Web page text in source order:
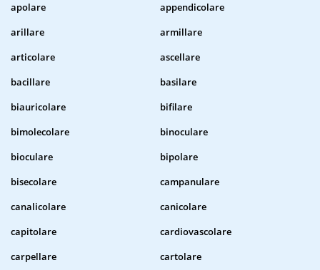
apolare
appendicolare
arillare
armillare
articolare
ascellare
bacillare
basilare
biauricolare
bifilare
bimolecolare
binoculare
bioculare
bipolare
bisecolare
campanulare
canalicolare
canicolare
capitolare
cardiovascolare
carpellare
cartolare